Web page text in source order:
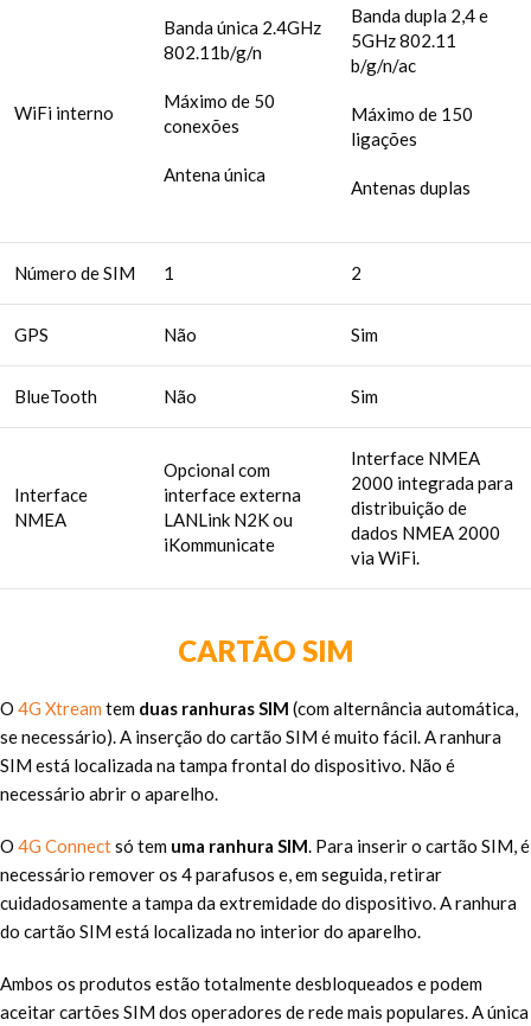
WiFi interno
Banda única 2.4GHz
802.11b/g/n
Máximo de 50
conexões
Antena única
Banda dupla 2,4 e
5GHz 802.11
b/g/n/ac
Máximo de 150
ligações
Antenas duplas
Número de SIM 1 2
GPS Não Sim
BlueTooth Não Sim
Interface
NMEA
Opcional com
interface externa
LANLink N2K ou
iKommunicate
Interface NMEA
2000 integrada para
distribuição de
dados NMEA 2000
via WiFi.
CARTÃO SIM
O 4G Xtream tem duas ranhuras SIM (com alternância automática,
se necessário). A inserção do cartão SIM é muito fácil. A ranhura
SIM está localizada na tampa frontal do dispositivo. Não é
necessário abrir o aparelho.
O 4G Connectsó tem uma ranhura SIM . Para inserir o cartão SIM, é
necessário remover os 4 parafusos e, em seguida, retirar
cuidadosamente a tampa da extremidade do dispositivo. A ranhura
do cartão SIM está localizada no interior do aparelho.
Ambos os produtos estão totalmente desbloqueados e podem
aceitar cartões SIM dos operadores de rede mais populares. A única